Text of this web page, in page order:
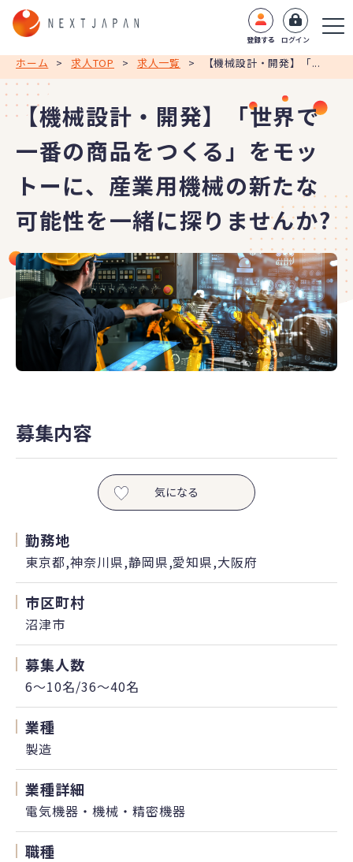
登録する ログイン
ホーム > 求人TOP > 求人一覧 > 【機械設計・開発】「...
【機械設計・開発】「世界で
一番の商品をつくる」をモッ
トーに、産業用機械の新たな
可能性を一緒に探りませんか?
募集内容
気になる
勤務地
東京都,神奈川県,静岡県,愛知県,大阪府
市区町村
沼津市
募集人数
6～10名/36～40名
業種
製造
業種詳細
電気機器・機械・精密機器
職種